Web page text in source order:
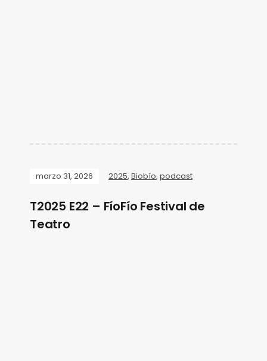
marzo 31, 2026 2025, Biobío, podcast
T2025 E22 – FíoFío Festival de
Teatro